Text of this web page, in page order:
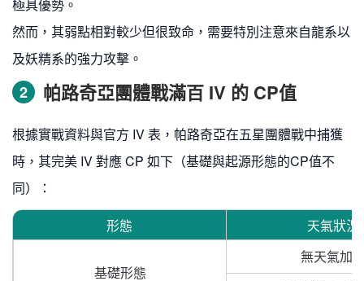
極具優勢。
然而，其弱點相對較少但很致命，需要特別注意來自龍系以
及妖精系的強力攻擊。
2 帕路奇亞團體戰滿百 IV 的 CP值
根據實戰資料與官方 IV 表，帕路奇亞在五星團體戰中捕獲
時，其完美 IV 對應 CP 如下（基礎與起源形態的CP值不
同）：
形態
天氣狀況
基礎形態
無天氣加